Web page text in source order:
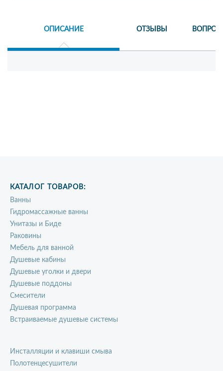
ОПИСАНИЕ ОТЗЫВЫ
КАТАЛОГ ТОВАРОВ:
Ванны
Гидромассажные ванны
Унитазы и Биде
Раковины
Мебель для ванной
Душевые кабины
Душевые уголки и двери
Душевые поддоны
Смесители
Душевая программа
Встраиваемые душевые системы
Инсталляции и клавиши смыва
Полотенцесушители